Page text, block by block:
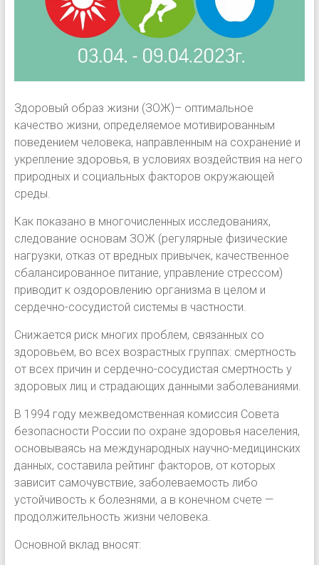
Здоровый образ жизни (ЗОЖ)– оптимальное
качество жизни, определяемое мотивированным
поведением человека, направленным на сохранение и
укрепление здоровья, в условиях воздействия на него
природных и социальных факторов окружающей
среды.
Как показано в многочисленных исследованиях,
следование основам ЗОЖ (регулярные физические
нагрузки, отказ от вредных привычек, качественное
сбалансированное питание, управление стрессом)
приводит к оздоровлению организма в целом и
сердечно-сосудистой системы в частности.
Снижается риск многих проблем, связанных со
здоровьем, во всех возрастных группах: смертность
от всех причин и сердечно-сосудистая смертность у
здоровых лиц и страдающих данными заболеваниями.
В 1994 году межведомственная комиссия Совета
безопасности России по охране здоровья населения,
основываясь на международных научно-медицинских
данных, составила рейтинг факторов, от которых
зависит самочувствие, заболеваемость либо
устойчивость к болезнями, а в конечном счете —
продолжительность жизни человека.
Основной вклад вносят: